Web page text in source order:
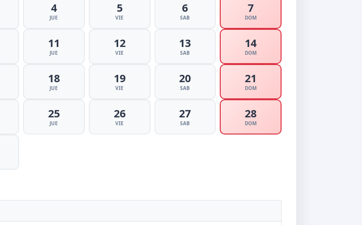
4
JUE
5
VIE
6
SAB
7
DOM
11
JUE
12
VIE
13
SAB
14
DOM
18
JUE
19
VIE
20
SAB
21
DOM
25
JUE
26
VIE
27
SAB
28
DOM